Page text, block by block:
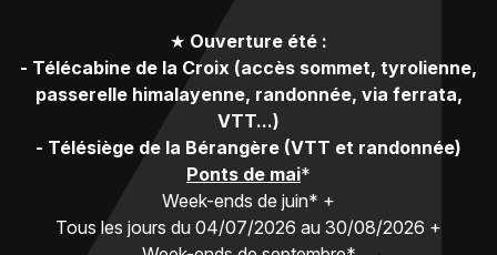
★ Ouverture été :
- Télécabine de la Croix (accès sommet, tyrolienne,
passerelle himalayenne, randonnée, via ferrata,
VTT...)
- Télésiège de la Bérangère (VTT et randonnée)
Ponts de mai*
Week-ends de juin* +
Tous les jours du 04/07/2026 au 30/08/2026 +